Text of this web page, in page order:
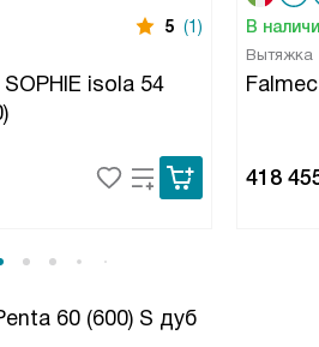
5 (1)
isola 54
В
Вытяжка
418
60 (600) S дуб